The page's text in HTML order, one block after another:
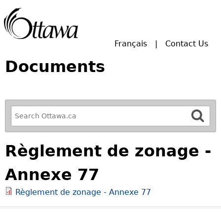
Français Contact Us
Documents
R
e
f
i
n
e
y
o
u
Règlement de zonage -
Annexe 77
Règlement de zonage - Annexe 77